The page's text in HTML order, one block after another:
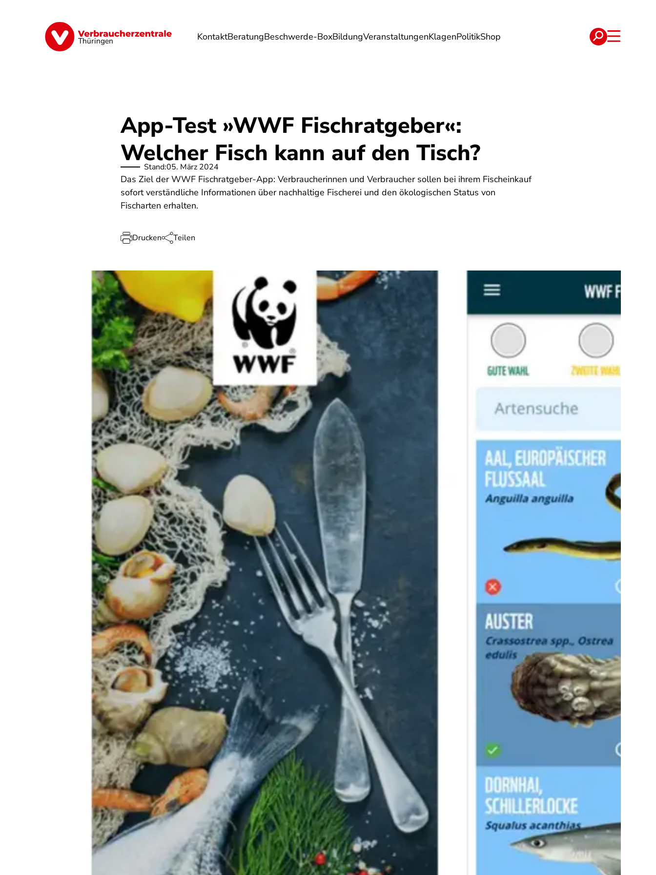
Thüringen KontaktBeratungBeschwerde-BoxBildungVeranstaltungenKlagenPolitikShop
Finanzen Digitales Lebensmittel Umwelt Gesundheit Energie Reise Verträge
App-Test »WWF Fischratgeber«:
Welcher Fisch kann auf den Tisch?
Stand:05. März 2024
Das Ziel der WWF Fischratgeber-App: Verbraucherinnen und Verbraucher sollen bei ihrem Fischeinkauf
sofort verständliche Informationen über nachhaltige Fischerei und den ökologischen Status von
Fischarten erhalten.
Drucken Teilen